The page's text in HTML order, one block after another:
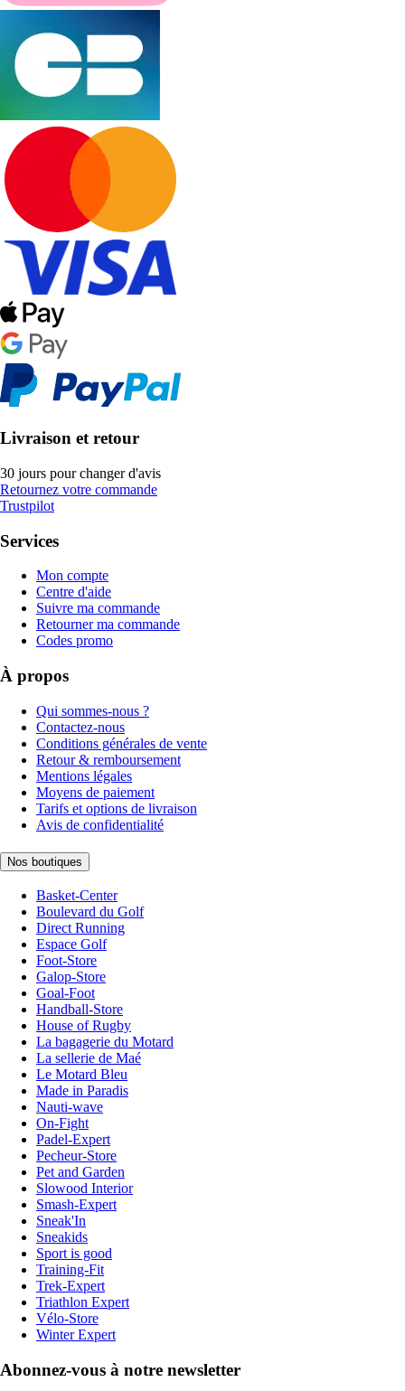
Livraison et retour
30 jours pour changer d'avis
Retournez votre commande
Trustpilot
Services
Mon compte
Centre d'aide
Suivre ma commande
Retourner ma commande
Codes promo
À propos
Qui sommes-nous ?
Contactez-nous
Conditions générales de vente
Retour & remboursement
Mentions légales
Moyens de paiement
Tarifs et options de livraison
Avis de confidentialité
Nos boutiques
Basket-Center
Boulevard du Golf
Direct Running
Espace Golf
Foot-Store
Galop-Store
Goal-Foot
Handball-Store
House of Rugby
La bagagerie du Motard
La sellerie de Maé
Le Motard Bleu
Made in Paradis
Nauti-wave
On-Fight
Padel-Expert
Pecheur-Store
Pet and Garden
Slowood Interior
Smash-Expert
Sneak'In
Sneakids
Sport is good
Training-Fit
Trek-Expert
Triathlon Expert
Vélo-Store
Winter Expert
Abonnez-vous à notre newsletter